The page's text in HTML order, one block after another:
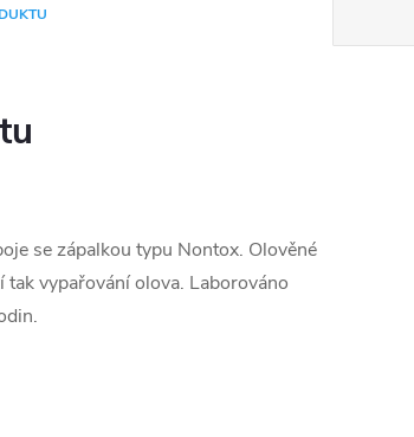
se zápalkou typu Nontox. Olověné
vypařování olova. Laborováno